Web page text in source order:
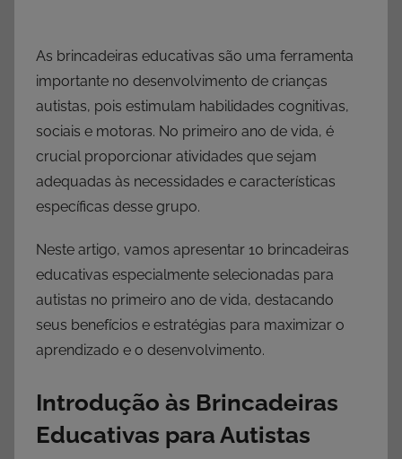
As brincadeiras educativas são uma ferramenta
importante no desenvolvimento de crianças
autistas, pois estimulam habilidades cognitivas,
sociais e motoras. No primeiro ano de vida, é
crucial proporcionar atividades que sejam
adequadas às necessidades e características
específicas desse grupo.
Neste artigo, vamos apresentar 10 brincadeiras
educativas especialmente selecionadas para
autistas no primeiro ano de vida, destacando
seus benefícios e estratégias para maximizar o
aprendizado e o desenvolvimento.
Introdução às Brincadeiras
Educativas para Autistas